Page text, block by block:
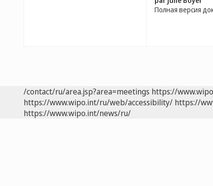
Полная версия
/contact/ru/area.jsp?area=meetings https://
https://www.wipo.int/ru/web/accessibility/ https://
https://www.wipo.int/news/ru/